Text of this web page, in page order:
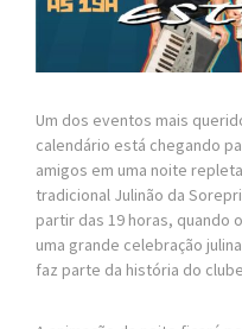
Um dos eventos mais
calendário está chegando
amigos em uma noite
tradicional Julinão da
partir das 19 horas, quando
uma grande celebração
faz parte da história do